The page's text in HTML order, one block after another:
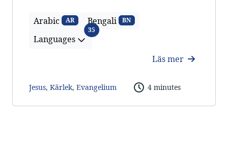
Arabic AR Bengali BN
Languages
35 Languages
Läs mer
Jesus, Kärlek, Evangelium 4 minutes